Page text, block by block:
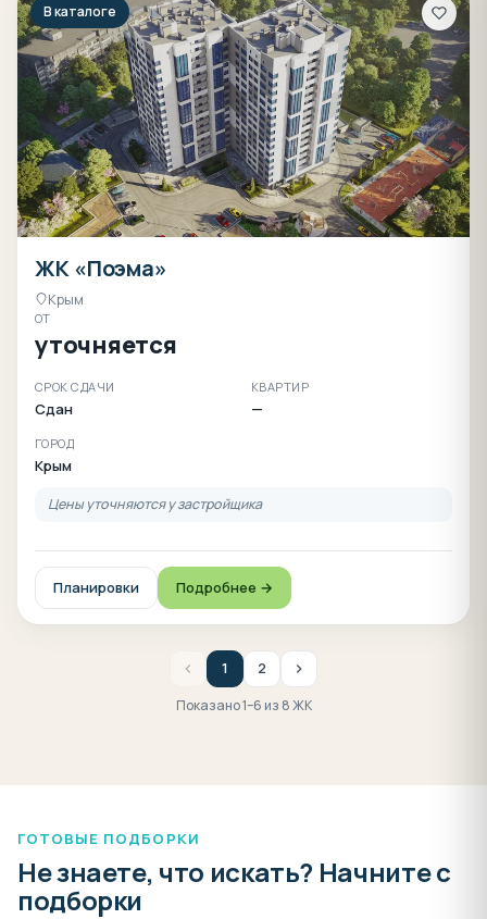
В каталоге
ЖК «Поэма»
Крым
ОТ
уточняется
СРОК СДАЧИ
Сдан
КВАРТИР
—
ГОРОД
Крым
Цены уточняются у застройщика
Планировки Подробнее →
1 2
Показано 1–6 из 8 ЖК
ГОТОВЫЕ ПОДБОРКИ
Не знаете, что искать? Начните с
подборки